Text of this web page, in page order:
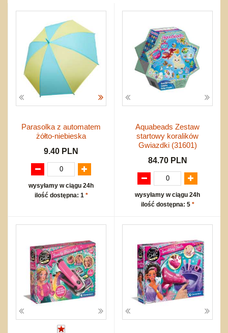
Dźwiekowe
Bajkowe
Inne
Maty do zabawy
Do rozkręcania
Bąki
Pojazdy
Inne
Inne
Promocje
Start
Zakupy hurtowe
Koszty przesyłki
Mapa produktów
Parasolka z automatem
żółto-niebieska
9.40 PLN
wysyłamy w ciągu 24h
ilość dostępna: 1 *
Aquabeads Zestaw
startowy koralików
Gwiazdki (31601)
84.70 PLN
wysyłamy w ciągu 24h
ilość dostępna: 5 *